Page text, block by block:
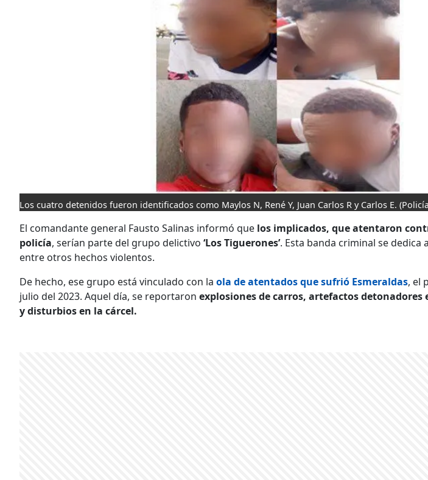
Los cuatro detenidos fueron identificados como Maylos N, René Y, Juan Carlos R y Carlos E.
El comandante general Fausto Salinas informó que los implicados, que atentaron
policía, serían parte del grupo delictivo ‘Los Tiguerones’. Esta banda criminal se dedica
entre otros hechos violentos.
De hecho, ese grupo está vinculado con la ola de atentados que sufrió Esmeraldas, el
julio del 2023. Aquel día, se reportaron explosiones de carros, artefactos detonadores
y disturbios en la cárcel.